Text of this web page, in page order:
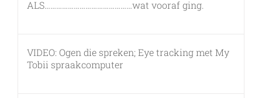
ALS………………………………………wat vooraf ging.
VIDEO: Ogen die spreken; Eye tracking met My
Tobii spraakcomputer